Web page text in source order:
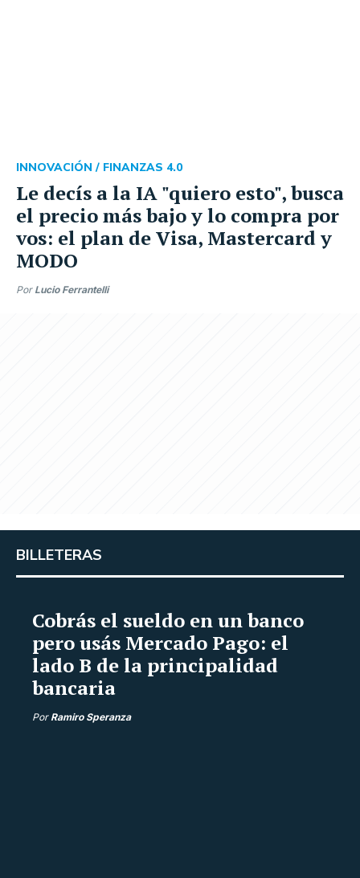
Le decís a la IA "quiero esto", busca
el precio más bajo y lo compra por
vos: el plan de Visa, Mastercard y
MODO
INNOVACIÓN / FINANZAS 4.0
Por Lucio Ferrantelli
BILLETERAS
Cobrás el sueldo en un banco
pero usás Mercado Pago: el
lado B de la principalidad
bancaria
Por Ramiro Speranza